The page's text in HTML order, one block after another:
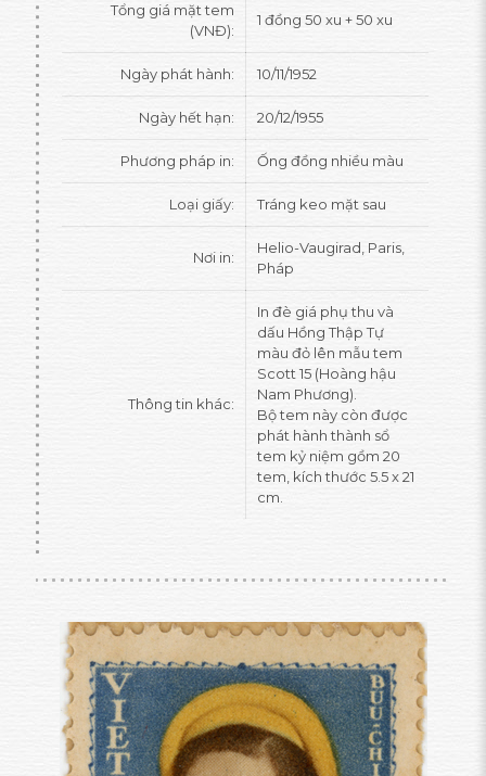
Tổng giá mặt tem
(VNĐ):
1 đồng 50 xu + 50 xu
Ngày phát hành: 10/11/1952
Ngày hết hạn: 20/12/1955
Phương pháp in: Ống đồng nhiều màu
Loại giấy: Tráng keo mặt sau
Nơi in:
Helio-Vaugirad, Paris,
Pháp
Thông tin khác:
In đè giá phụ thu và
dấu Hồng Thập Tự
màu đỏ lên mẫu tem
Scott 15 (Hoàng hậu
Nam Phương).
Bộ tem này còn được
phát hành thành sổ
tem kỷ niệm gồm 20
tem, kích thước 5.5 x 21
cm.